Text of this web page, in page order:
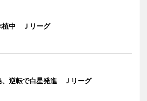
植中 Ｊリーグ
、逆転で白星発進 Ｊリーグ